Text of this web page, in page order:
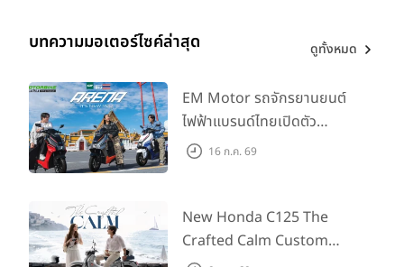
บทความมอเตอร์ไซค์ล่าสุด ดูทั้งหมด
EM Motor รถจักรยานยนต์
ไฟฟ้าแบรนด์ไทยเปิดตัว
ARENA ที่มาในราคาพิเศษ
555 คันแรกรับฟรี Adapter
Type2 ฟรี
16 ก.ค. 69
New Honda C125 The
Crafted Calm Custom